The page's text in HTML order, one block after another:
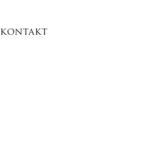
kontakt